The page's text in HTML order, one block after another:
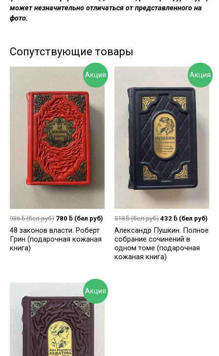
может незначительно отличаться от представленного на
фото.
Сопутствующие товары
Акция
936ƃ(бел руб) 780 ƃ (бел руб)
48 законов власти. Роберт
Грин (подарочная кожаная
книга)
Акция
518ƃ(бел руб) 432 ƃ (бел руб)
Александр Пушкин. Полное
собрание сочинений в
одном томе (подарочная
кожаная книга)
Акция